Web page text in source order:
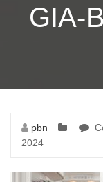
GIA-
pbn
2024